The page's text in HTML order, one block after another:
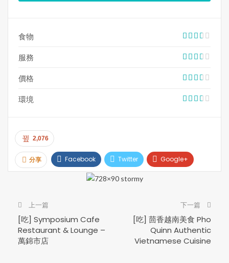
食物
服務
價格
環境
2,076
分享 Facebook Twitter Google+
Pinterest Email
上一篇
[吃] Symposium Cafe
Restaurant & Lounge –
萬錦市店
下一篇
[吃] 茴香越南美食 Pho
Quinn Authentic
Vietnamese Cuisine